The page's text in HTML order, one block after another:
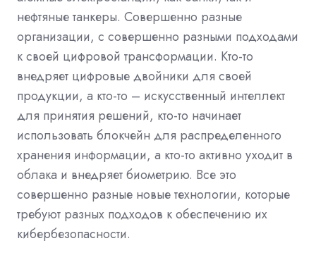
нефтяные танкеры. Совершенно разные
организации, с совершенно разными подходами
к своей цифровой трансформации. Кто-то
внедряет цифровые двойники для своей
продукции, а кто-то – искусственный интеллект
для принятия решений, кто-то начинает
использовать блокчейн для распределенного
хранения информации, а кто-то активно уходит в
облака и внедряет биометрию. Все это
совершенно разные новые технологии, которые
требуют разных подходов к обеспечению их
кибербезопасности.